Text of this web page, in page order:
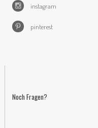
instagram
pinterest
Noch Fragen?